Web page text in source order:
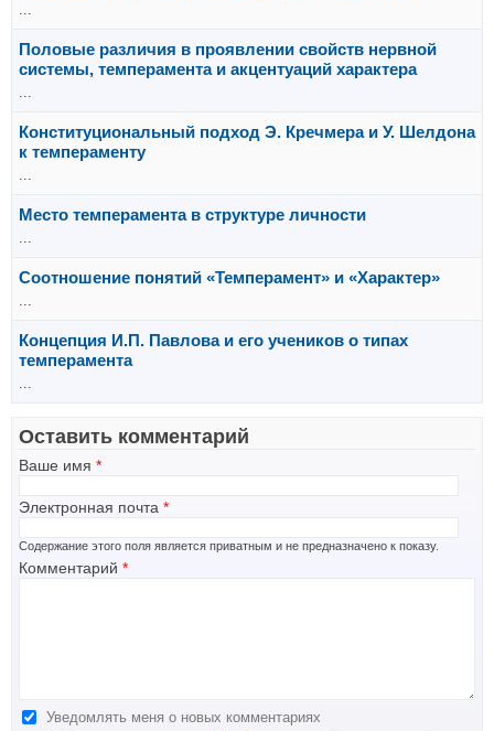
...
Половые различия в проявлении свойств нервной
системы, темперамента и акцентуаций характера
...
Конституциональный подход Э. Кречмера и У. Шелдона
к темпераменту
...
Место темперамента в структуре личности
...
Соотношение понятий «Темперамент» и «Характер»
...
Концепция И.П. Павлова и его учеников о типах
темперамента
...
Оставить комментарий
Ваше имя *
Электронная почта *
Содержание этого поля является приватным и не предназначено к показу.
Комментарий *
Уведомлять меня о новых комментариях